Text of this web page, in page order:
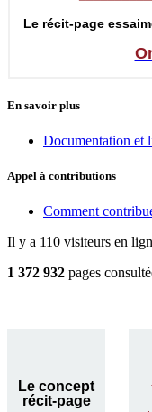
Le récit-page
En savoir plus
Documentation et
Appel à contributions
Comment
Il y a 110 visiteurs en
1 372 932 pages
Le concept
récit-page